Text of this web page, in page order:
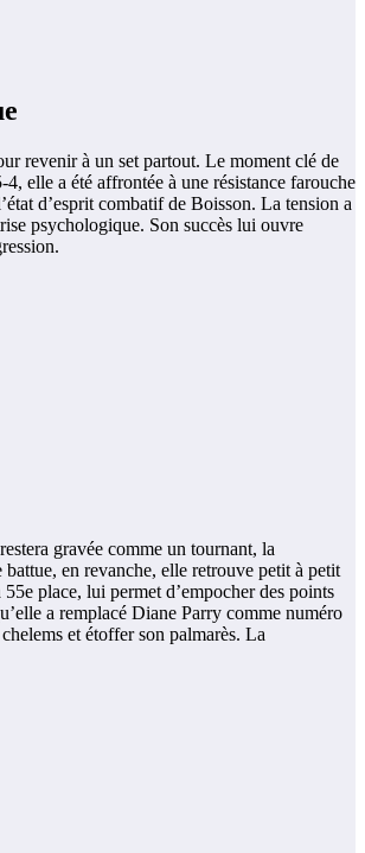
revenir à un set partout. Le moment clé de
elle a été affrontée à une résistance farouche
d’esprit combatif de Boisson. La tension a
psychologique. Son succès lui ouvre
gravée comme un tournant, la
en revanche, elle retrouve petit à petit
place, lui permet d’empocher des points
a remplacé Diane Parry comme numéro
et étoffer son palmarès. La